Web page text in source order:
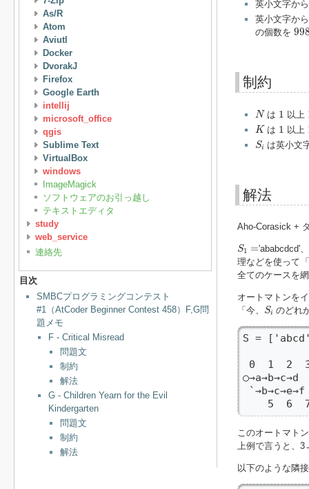
As/R
Atom
Aviutl
Docker
DvorakJ
Firefox
Google Earth
intellij
microsoft_office
qgis
Sublime Text
VirtualBox
windows
ImageMagick
ソフトウェアのお引っ越し
テキストエディタ
study
web_service
連絡先
目次
SMBCプログラミングコンテスト
#1（AtCoder Beginner Contest 458）F,G問
題メモ
F - Critical Misread
問題文
制約
解法
G - Children Yearn for the Evil
Kindergarten
問題文
制約
解法
英小文字か
英小文字か
の個数を
制約
N
N は 1
1 以上
K
K は 1
1 以上
Si
Si は英小文
解法
Aho-Corasick +
S1 =
S1
'ababcdcd'、
理などを使って「
全てのケースを
オートマトンを
「今、
Si
Si のどれ
S =
0  1  2
○→a→b→c→d
`→b→c→e→f
5  6
このオートマト
上例で言うと、
以下のような隣